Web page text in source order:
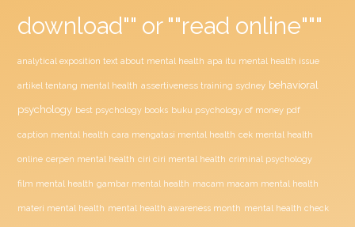
download"" or ""read online"""
analytical exposition text about mental health apa itu mental health issue
artikel tentang mental health assertiveness training sydney behavioral
psychology best psychology books buku psychology of money pdf
caption mental health cara mengatasi mental health cek mental health
online cerpen mental health ciri ciri mental health criminal psychology
film mental health gambar mental health macam macam mental health
materi mental health mental health awareness month mental health check